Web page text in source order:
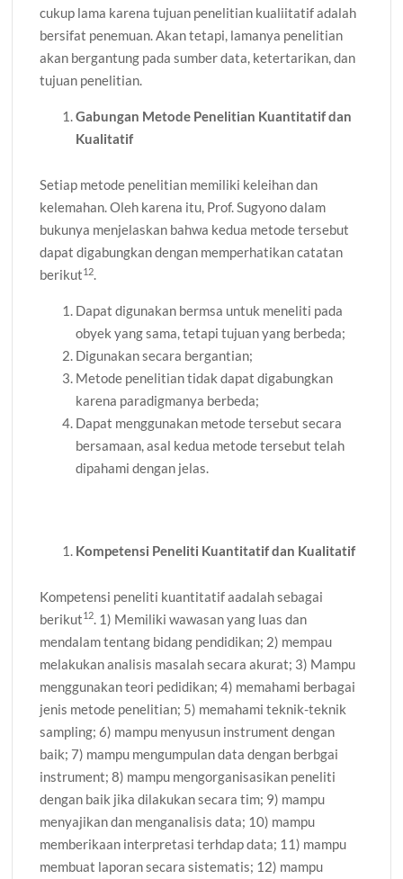
cukup lama karena tujuan penelitian kualiitatif adalah
bersifat penemuan. Akan tetapi, lamanya penelitian
akan bergantung pada sumber data, ketertarikan, dan
tujuan penelitian.
Gabungan Metode Penelitian Kuantitatif dan
Kualitatif
Setiap metode penelitian memiliki keleihan dan
kelemahan. Oleh karena itu, Prof. Sugyono dalam
bukunya menjelaskan bahwa kedua metode tersebut
dapat digabungkan dengan memperhatikan catatan
berikut12.
Dapat digunakan bermsa untuk meneliti pada
obyek yang sama, tetapi tujuan yang berbeda;
Digunakan secara bergantian;
Metode penelitian tidak dapat digabungkan
karena paradigmanya berbeda;
Dapat menggunakan metode tersebut secara
bersamaan, asal kedua metode tersebut telah
dipahami dengan jelas.
Kompetensi Peneliti Kuantitatif dan Kualitatif
Kompetensi peneliti kuantitatif aadalah sebagai
berikut12. 1) Memiliki wawasan yang luas dan
mendalam tentang bidang pendidikan; 2) mempau
melakukan analisis masalah secara akurat; 3) Mampu
menggunakan teori pedidikan; 4) memahami berbagai
jenis metode penelitian; 5) memahami teknik-teknik
sampling; 6) mampu menyusun instrument dengan
baik; 7) mampu mengumpulan data dengan berbgai
instrument; 8) mampu mengorganisasikan peneliti
dengan baik jika dilakukan secara tim; 9) mampu
menyajikan dan menganalisis data; 10) mampu
memberikaan interpretasi terhdap data; 11) mampu
membuat laporan secara sistematis; 12) mampu